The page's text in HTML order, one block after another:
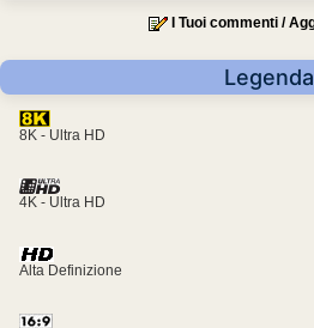
I Tuoi commenti /
Legenda
8K - Ultra HD
4K - Ultra HD
Alta Definizione